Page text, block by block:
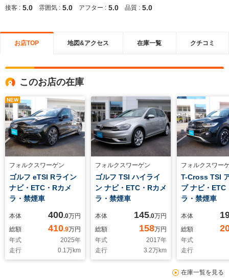
接客 : 5.0 雰囲気 : 5.0 アフター : 5.0 品質 : 5.0
お店TOP 地図&アクセス 在庫一覧 クチコミ
このお店の在庫
NEW
フォルクスワーゲン
ゴルフ eTSI Rライン
ナビ・ETC・Rカメ
ラ・禁煙車
本体 400.0万円
総額
410.9万円
年式
2025年
走行
0.1万km
フォルクスワーゲン
ゴルフ TSI ハイライ
ン ナビ・ETC・Rカメ
ラ・禁煙車
本体 145.0万円
総額
158万円
年式
2017年
走行
3.2万km
フォルクスワー
T-Cross TSI
ブ ナビ・ETC
ラ・禁煙車
本体
総額
年式
走行
在庫一覧を見る